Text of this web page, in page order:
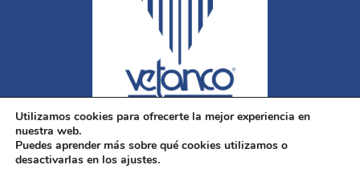
Utilizamos cookies para ofrecerte la mejor experiencia en
nuestra web.
Puedes aprender más sobre qué cookies utilizamos o
desactivarlas en los ajustes.